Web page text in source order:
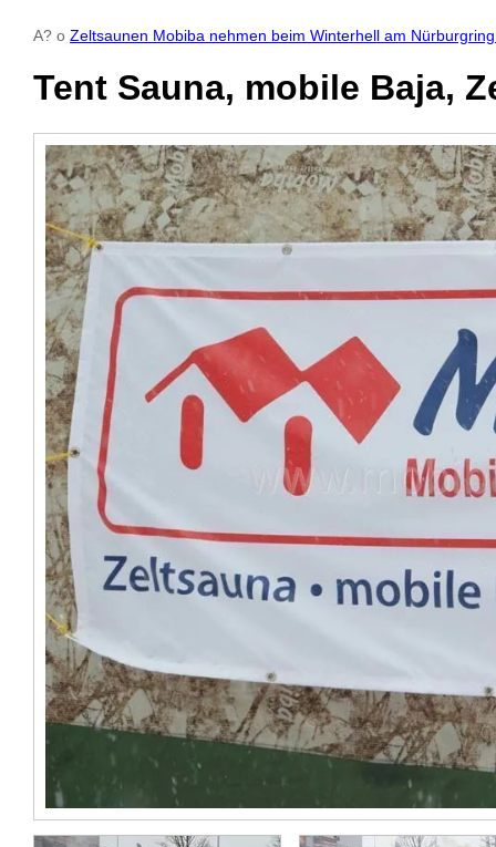
А? о Zeltsaunen Mobiba nehmen beim Winterhell am
Tent Sauna, mobile Baja,